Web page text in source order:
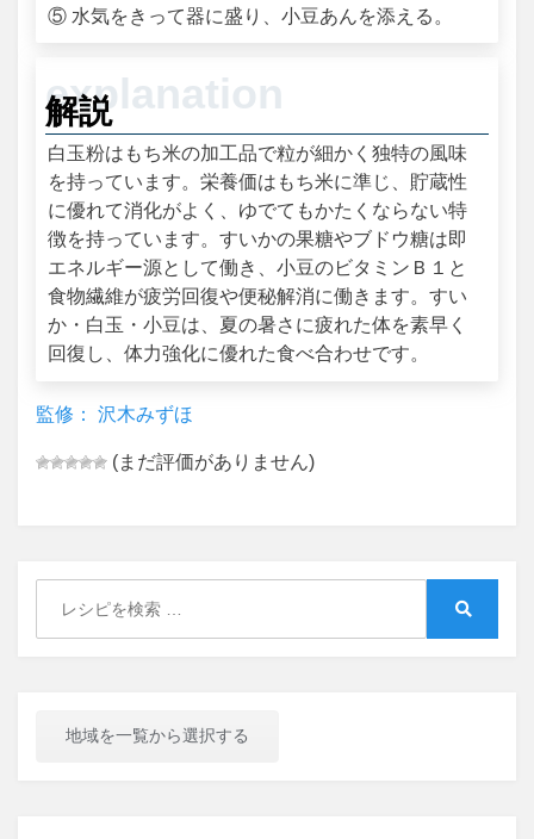
⑤ 水気をきって器に盛り、小豆あんを添える。
解説
白玉粉はもち米の加工品で粒が細かく独特の風味
を持っています。栄養価はもち米に準じ、貯蔵性
に優れて消化がよく、ゆでてもかたくならない特
徴を持っています。すいかの果糖やブドウ糖は即
エネルギー源として働き、小豆のビタミンＢ１と
食物繊維が疲労回復や便秘解消に働きます。すい
か・白玉・小豆は、夏の暑さに疲れた体を素早く
回復し、体力強化に優れた食べ合わせです。
監修： 沢木みずほ
(まだ評価がありません)
地域を一覧から選択する